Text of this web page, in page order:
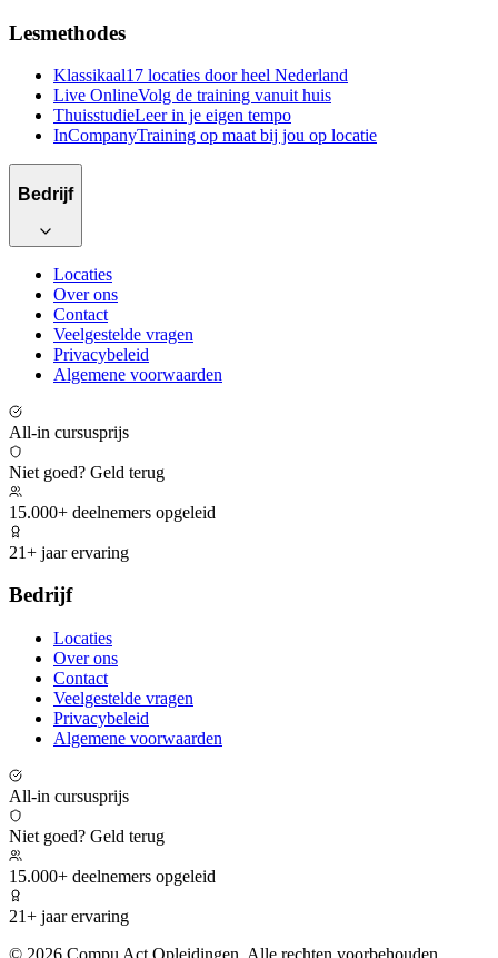
Lesmethodes
Klassikaal17 locaties door heel Nederland
Live OnlineVolg de training vanuit huis
ThuisstudieLeer in je eigen tempo
InCompanyTraining op maat bij jou op locatie
Bedrijf
Locaties
Over ons
Contact
Veelgestelde vragen
Privacybeleid
Algemene voorwaarden
All-in cursusprijs
Niet goed? Geld terug
15.000+ deelnemers opgeleid
21+ jaar ervaring
Bedrijf
Locaties
Over ons
Contact
Veelgestelde vragen
Privacybeleid
Algemene voorwaarden
All-in cursusprijs
Niet goed? Geld terug
15.000+ deelnemers opgeleid
21+ jaar ervaring
© 2026 Compu Act Opleidingen. Alle rechten voorbehouden.